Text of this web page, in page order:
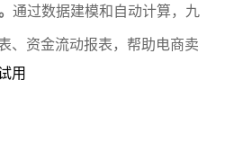
通过数据建模和自动计算，九
、资金流动报表，帮助电商卖
用